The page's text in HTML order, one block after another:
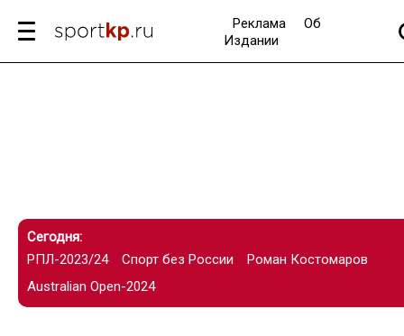
Реклама
Об
Издании
Сегодня:
РПЛ-2023/24
Спорт без России
Роман Костомаров
Australian Open-2024